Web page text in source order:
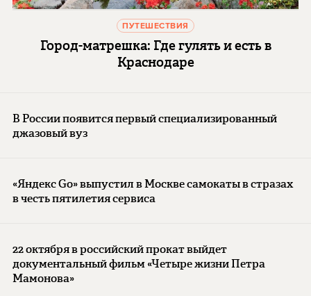
ПУТЕШЕСТВИЯ
Город-матрешка: Где гулять и есть в
Краснодаре
В России появится первый специализированный
джазовый вуз
«Яндекс Go» выпустил в Москве самокаты в стразах
в честь пятилетия сервиса
22 октября в российский прокат выйдет
документальный фильм «Четыре жизни Петра
Мамонова»